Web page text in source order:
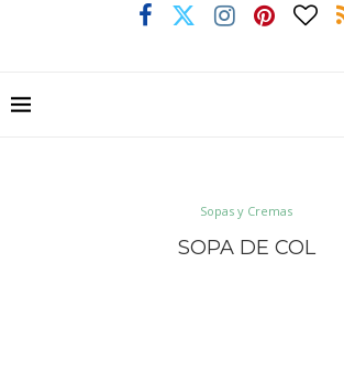
Sopas y Cremas
SOPA DE COL